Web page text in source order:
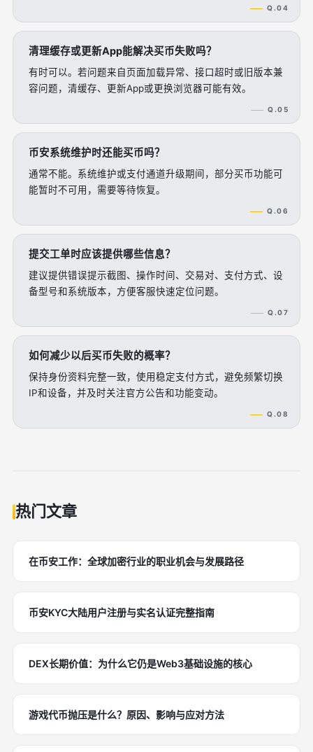
Q.04
清理缓存或更新App能解决买币失败吗？
有时可以。若问题来自页面加载异常、接口超时或旧版本兼
容问题，清缓存、更新App或更换浏览器可能有效。
Q.05
币安系统维护时还能买币吗？
通常不能。系统维护或支付通道升级期间，部分买币功能可
能暂时不可用，需要等待恢复。
Q.06
提交工单时应该提供哪些信息？
建议提供错误提示截图、操作时间、交易对、支付方式、设
备型号和系统版本，方便客服快速定位问题。
Q.07
如何减少以后买币失败的概率？
保持身份资料完整一致，使用稳定支付方式，避免频繁切换
IP和设备，并及时关注官方公告和功能变动。
Q.08
热门文章
在币安工作：全球加密行业的职业机会与发展路径
币安KYC大陆用户注册与实名认证完整指南
DEX长期价值：为什么它仍是Web3基础设施的核心
游戏代币抛压是什么？原因、影响与应对方法